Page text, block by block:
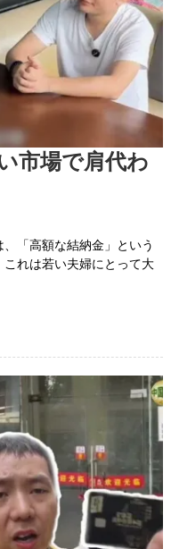
市場で肩代わ
「高額な結納金」という
れは若い夫婦にとって大